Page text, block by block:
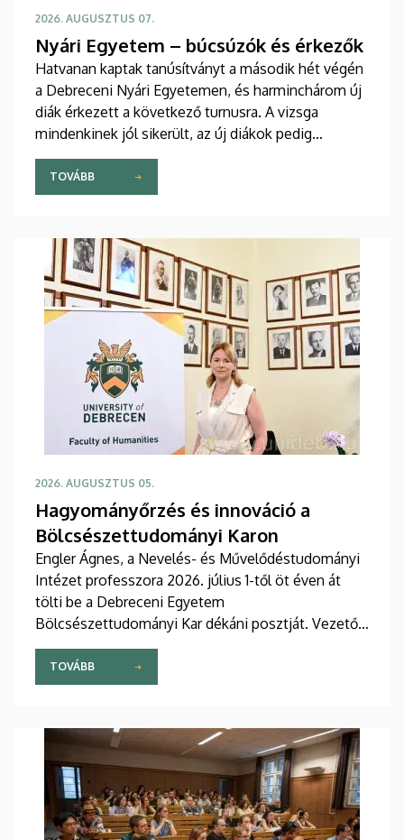
2026. AUGUSZTUS 07.
Nyári Egyetem – búcsúzók és érkezők
Hatvanan kaptak tanúsítványt a második hét végén
a Debreceni Nyári Egyetemen, és harminchárom új
diák érkezett a következő turnusra. A vizsga
mindenkinek jól sikerült, az új diákok pedig
sikeresen beilleszkedtek a csoportokba, ahol
továbbra is szorgalmasan tanulják a magyar
nyelvet.
TOVÁBB
2026. AUGUSZTUS 05.
Hagyományőrzés és innováció a
Bölcsészettudományi Karon
Engler Ágnes, a Nevelés- és Művelődéstudományi
Intézet professzora 2026. július 1-től öt éven át
tölti be a Debreceni Egyetem
Bölcsészettudományi Kar dékáni posztját. Vezetői
stratégiájában fontos szerepet szán a kar
hagyományainak, a bölcsészképzés klasszikus
normáinak megőrzésének, egyben reagálva a
tudományos élet és a nemzetközi kapcsolatok
TOVÁBB